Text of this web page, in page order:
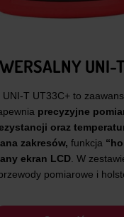
UNI-
T UT33C+ to
precyzyjne
oraz
zakresów, funkcja
ekran LCD . W
pomiarowe i